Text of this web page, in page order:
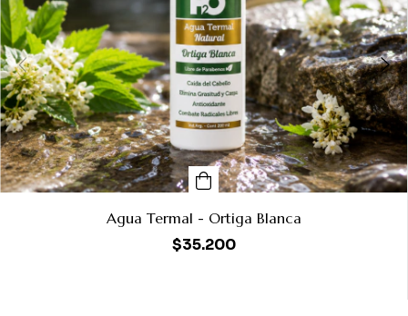
Agua Termal - Ortiga Blanca
$35.200